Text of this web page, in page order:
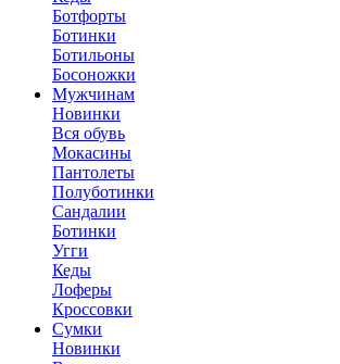
Ботфорты
Ботинки
Ботильоны
Босоножки
Мужчинам
Новинки
Вся обувь
Мокасины
Пантолеты
Полуботинки
Сандалии
Ботинки
Угги
Кеды
Лоферы
Кроссовки
Сумки
Новинки